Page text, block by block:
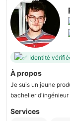
Identité
À propos
Je suis un jeune
bachelier d'ingénieur
Services